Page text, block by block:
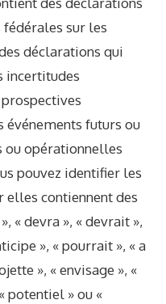
fédérales sur les
déclarations qui
incertitudes
événements futurs ou
ou opérationnelles
pouvez identifier les
contiennent des
« devra », « devrait »,
», « pourrait », « a
», « envisage », «
potentiel » ou «